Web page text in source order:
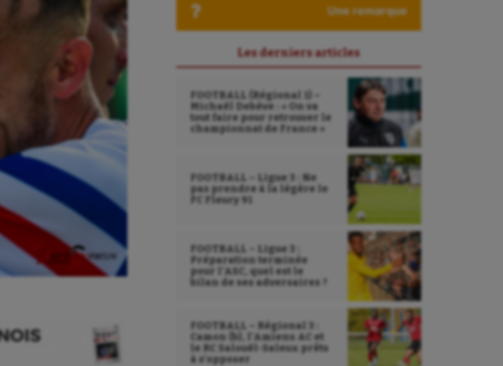
Une remarque
Les derniers articles
FOOTBALL (Régional 1) –
Michaël Debève : « On va
tout faire pour retrouver le
championnat de France »
FOOTBALL – Ligue 3 : Ne
pas prendre à la légère le
FC Fleury 91
FOOTBALL – Ligue 3 :
Préparation terminée
pour l’ASC, quel est le
bilan de ses adversaires ?
FOOTBALL – Régional 3 :
Camon (b), l’Amiens AC et
le RC Salouël-Saleux prêts
à s’opposer